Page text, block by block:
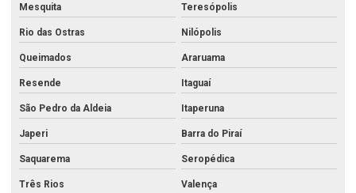
Análise de efluentes no rj
Análise físico química e bacteriológica da água
Análise físico química da água
Análise físico química da água de poço
Análise físico química de efluentes
Mesquita Teresópolis
Rio das Ostras Nilópolis
Queimados Araruama
Resende Itaguaí
São Pedro da Aldeia Itaperuna
Japeri Barra do Piraí
Saquarema Seropédica
Três Rios Valença